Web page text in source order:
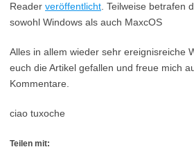
Reader veröffentlicht . Teilweise betrafen
sowohl Windows als auch MaxcOS
Alles in allem wieder sehr ereignisreiche
euch die Artikel gefallen und freue mich
Kommentare.
ciao tuxoche
Teilen mit: